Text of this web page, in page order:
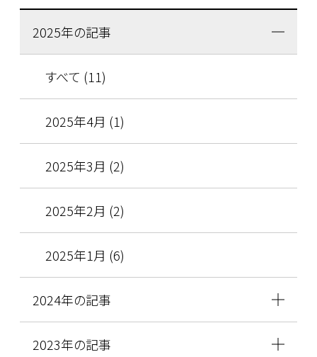
2025年の記事
すべて (11)
2025年4月 (1)
2025年3月 (2)
2025年2月 (2)
2025年1月 (6)
2024年の記事
2023年の記事